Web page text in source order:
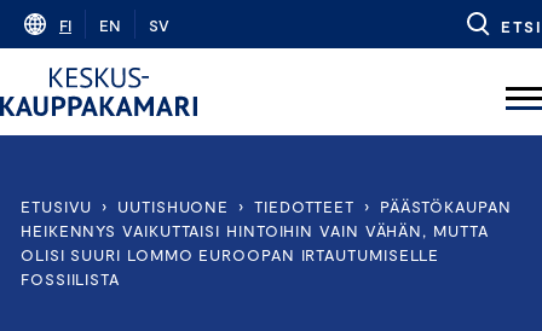
Skip
content
FI EN SV ETSI
ETUSIVU › UUTISHUONE › TIEDOTTEET ›
PÄÄSTÖKAUPAN
HEIKENNYS VAIKUTTAISI HINTOIHIN VAIN VÄHÄN, MUTTA
OLISI SUURI LOMMO EUROOPAN IRTAUTUMISELLE
FOSSIILISTA